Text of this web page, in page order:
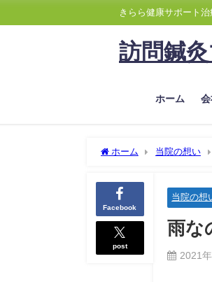
きらら健康サポート
訪問鍼
ホーム
ホーム 当院の想い
Facebook
post
当院の想
雨な
2021